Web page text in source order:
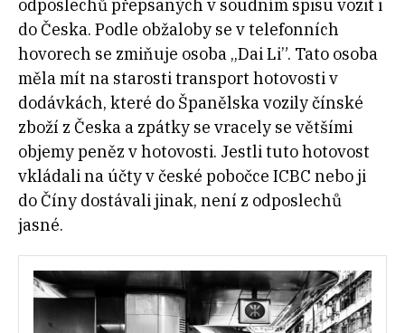
odposlechů přepsaných v soudním spisu vozit i
do Česka. Podle obžaloby se v telefonních
hovorech se zmiňuje osoba „Dai Li”. Tato osoba
měla mít na starosti transport hotovosti v
dodávkách, které do Španělska vozily čínské
zboží z Česka a zpátky se vracely se většími
objemy peněz v hotovosti. Jestli tuto hotovost
vkládali na účty v české pobočce ICBC nebo ji
do Číny dostávali jinak, není z odposlechů
jasné.